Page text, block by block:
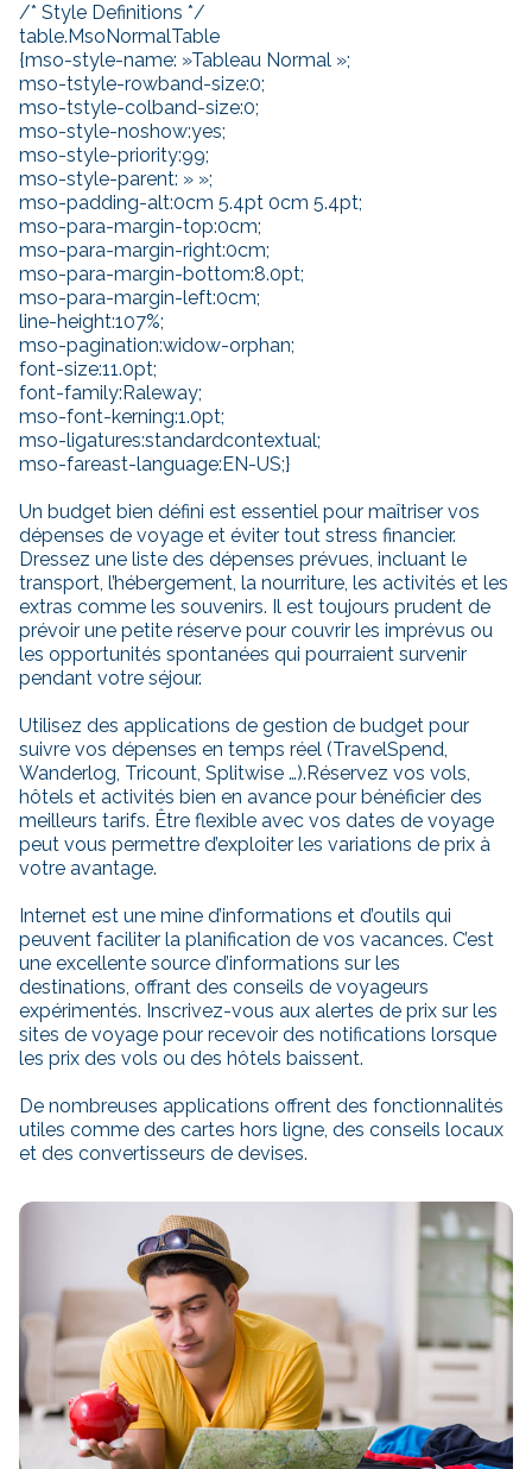
/* Style Definitions */
table.MsoNormalTable
{mso-style-name: »Tableau Normal »;
mso-tstyle-rowband-size:0;
mso-tstyle-colband-size:0;
mso-style-noshow:yes;
mso-style-priority:99;
mso-style-parent: » »;
mso-padding-alt:0cm 5.4pt 0cm 5.4pt;
mso-para-margin-top:0cm;
mso-para-margin-right:0cm;
mso-para-margin-bottom:8.0pt;
mso-para-margin-left:0cm;
line-height:107%;
mso-pagination:widow-orphan;
font-size:11.0pt;
font-family:Raleway;
mso-font-kerning:1.0pt;
mso-ligatures:standardcontextual;
mso-fareast-language:EN-US;}
Un budget bien défini est essentiel pour maîtriser vos
dépenses de voyage et éviter tout stress financier.
Dressez une liste des dépenses prévues, incluant le
transport, l’hébergement, la nourriture, les activités et les
extras comme les souvenirs. Il est toujours prudent de
prévoir une petite réserve pour couvrir les imprévus ou
les opportunités spontanées qui pourraient survenir
pendant votre séjour.
Utilisez des applications de gestion de budget pour
suivre vos dépenses en temps réel (TravelSpend,
Wanderlog, Tricount, Splitwise …).Réservez vos vols,
hôtels et activités bien en avance pour bénéficier des
meilleurs tarifs. Être flexible avec vos dates de voyage
peut vous permettre d’exploiter les variations de prix à
votre avantage.
Internet est une mine d’informations et d’outils qui
peuvent faciliter la planification de vos vacances. C’est
une excellente source d’informations sur les
destinations, offrant des conseils de voyageurs
expérimentés. Inscrivez-vous aux alertes de prix sur les
sites de voyage pour recevoir des notifications lorsque
les prix des vols ou des hôtels baissent.
De nombreuses applications offrent des fonctionnalités
utiles comme des cartes hors ligne, des conseils locaux
et des convertisseurs de devises.